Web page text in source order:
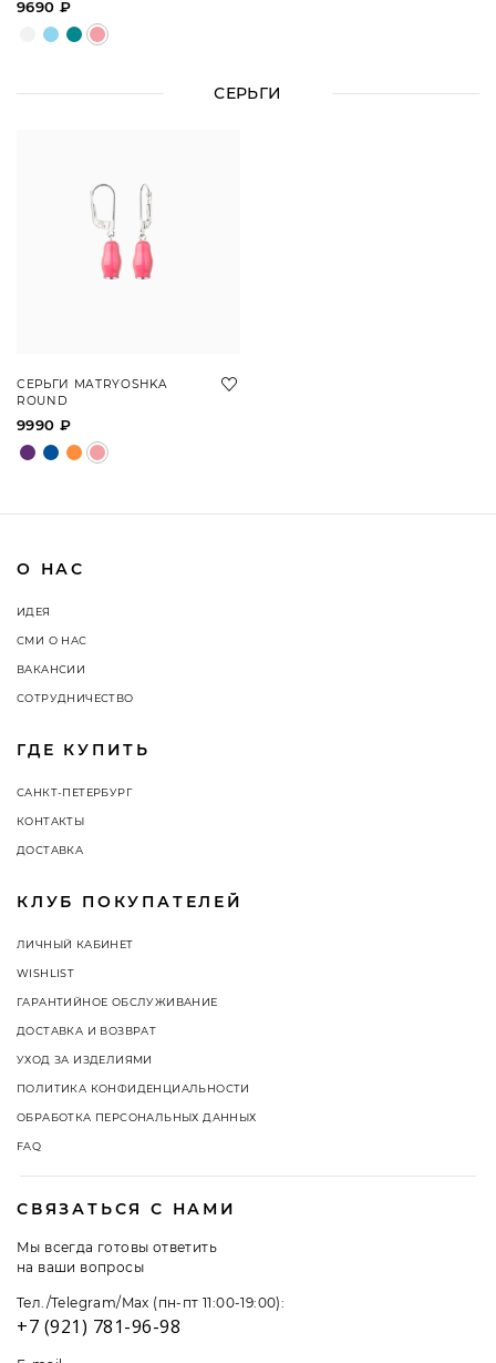
9690 ₽
СЕРЬГИ
СЕРЬГИ MATRYOSHKA
ROUND
9990 ₽
О НАС
ИДЕЯ
СМИ О НАС
ВАКАНСИИ
СОТРУДНИЧЕСТВО
ГДЕ КУПИТЬ
САНКТ-ПЕТЕРБУРГ
КОНТАКТЫ
ДОСТАВКА
КЛУБ ПОКУПАТЕЛЕЙ
ЛИЧНЫЙ КАБИНЕТ
WISHLIST
ГАРАНТИЙНОЕ ОБСЛУЖИВАНИЕ
ДОСТАВКА И ВОЗВРАТ
УХОД ЗА ИЗДЕЛИЯМИ
ПОЛИТИКА КОНФИДЕНЦИАЛЬНОСТИ
ОБРАБОТКА ПЕРСОНАЛЬНЫХ ДАННЫХ
FAQ
СВЯЗАТЬСЯ С НАМИ
Мы всегда готовы ответить
на ваши вопросы
Тел./Telegram/Max (пн-пт 11:00-19:00):
+7 (921) 781-96-98